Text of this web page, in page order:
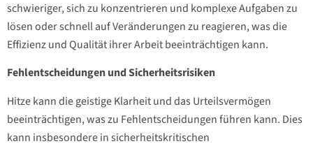
schwieriger, sich zu konzentrieren und komplexe Aufgaben zu
lösen oder schnell auf Veränderungen zu reagieren, was die
Effizienz und Qualität ihrer Arbeit beeinträchtigen kann.
Fehlentscheidungen und Sicherheitsrisiken
Hitze kann die geistige Klarheit und das Urteilsvermögen
beeinträchtigen, was zu Fehlentscheidungen führen kann. Dies
kann insbesondere in sicherheitskritischen